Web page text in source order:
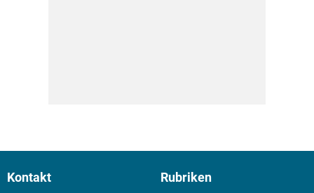
Kontakt Rubriken